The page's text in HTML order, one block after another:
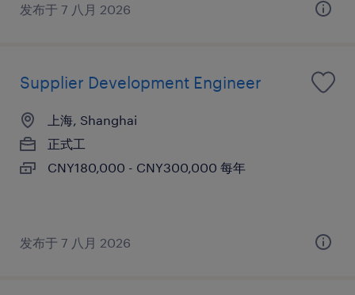
发布于 7 八月 2026
Supplier Development Engineer
上海, Shanghai
正式工
CNY180,000 - CNY300,000 每年
发布于 7 八月 2026